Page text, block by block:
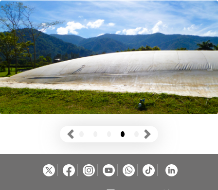
Previous Next